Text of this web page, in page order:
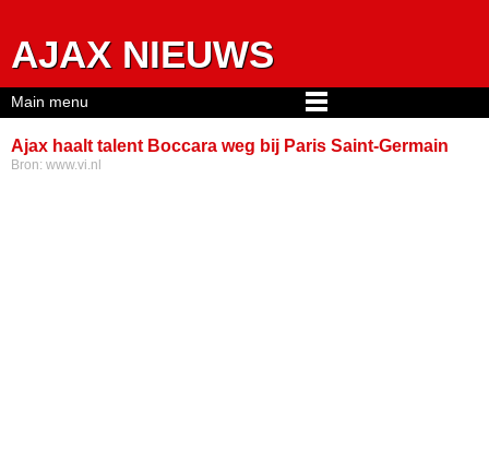
AJAX NIEUWS
Ajax haalt talent Boccara weg bij Paris Saint-Germain
Bron: www.vi.nl
Main menu